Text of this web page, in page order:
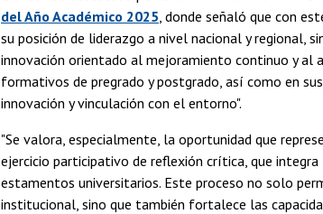
del Año Académico 2025 , donde señaló que con
su posición de liderazgo a nivel nacional y regional,
innovación orientado al mejoramiento continuo y al
formativos de pregrado y postgrado, así como en
innovación y vinculación con el entorno".
"Se valora, especialmente, la oportunidad que
ejercicio participativo de reflexión crítica, que
estamentos universitarios. Este proceso no solo
institucional, sino que también fortalece las